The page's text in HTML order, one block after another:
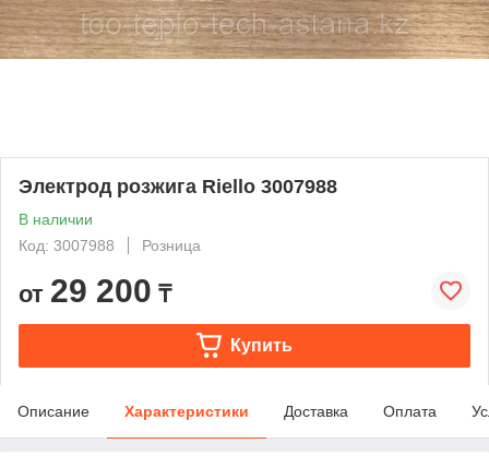
Электрод розжига Riello 3007988
В наличии
Код: 3007988
Розница
от 29 200 ₸
Купить
Описание Характеристики Доставка Оплата